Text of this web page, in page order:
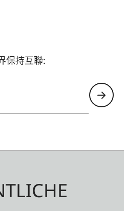
保持互聯: